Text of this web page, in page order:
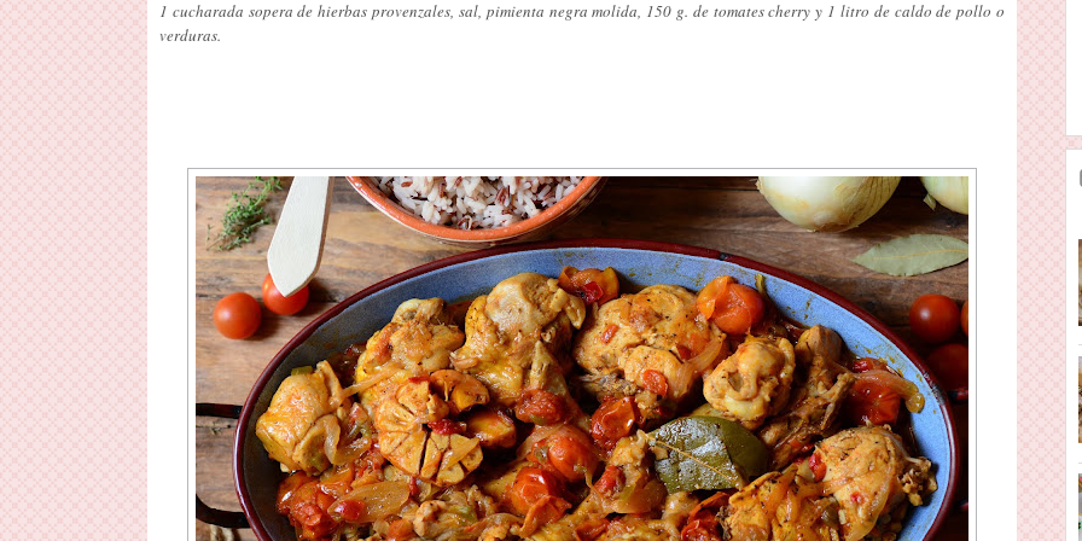
1 cucharada sopera de hierbas provenzales, sal, pimienta negra molida, 150 g. de tomates cherry y 1 litro de caldo de pollo o
verduras.